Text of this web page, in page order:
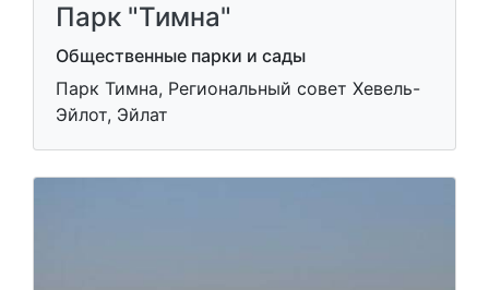
Парк "Тимна"
Общественные парки и сады
Парк Тимна, Региональный совет Хевель-
Эйлот, Эйлат